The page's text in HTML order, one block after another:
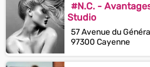
#N.C. -
Studio
57 Avenue du
97300 Cayenne